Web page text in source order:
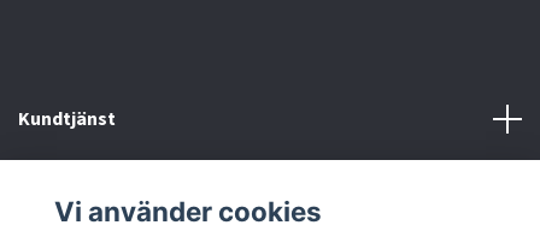
Kundtjänst
Vi använder cookies